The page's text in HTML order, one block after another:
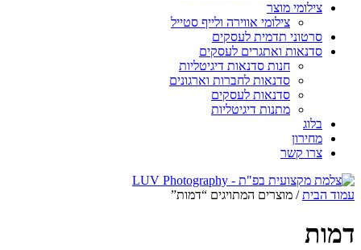
צילומי מוצר
צילומי אווירה ולייף סטייל
סרטוני תדמית לעסקים
סדנאות ואתגרים לעסקים
חנות סדנאות דיגיטליות
סדנאות לחברות וארגונים
סדנאות לעסקים
מתנות דיגיטליות
בלוג
מחירון
צרו קשר
עמוד הבית/ מוצרים המתויגים “דמות”
דמות